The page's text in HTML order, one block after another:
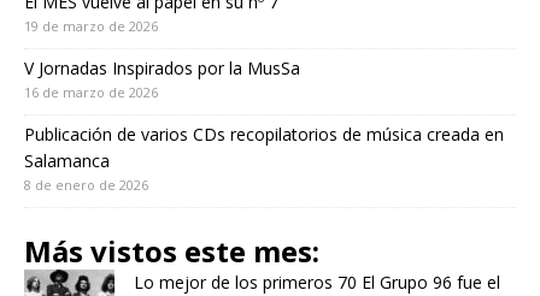
19 de marzo de 2026
V Jornadas Inspirados por la MusSa
16 de marzo de 2026
Publicación de varios CDs recopilatorios de música creada en
Salamanca
8 de enero de 2026
Más vistos este mes:
Lo mejor de los primeros 70 El Grupo 96 fue el